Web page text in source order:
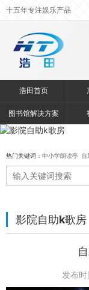
十五年专注娱乐产品
浩田首页
图书馆解决方案
热门关键词： 中小学朗读亭 自
影院自助k歌房
发布